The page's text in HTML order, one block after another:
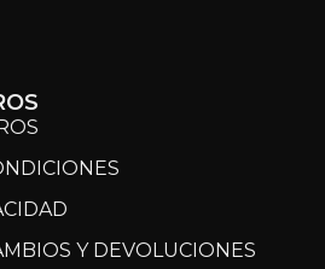
Y DEVOLUCIONES